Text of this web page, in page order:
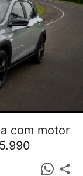
com motor